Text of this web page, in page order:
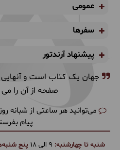
عمومی
سفرها
پیشنهاد آرندتور
جهان یک کتاب است و
صفحه از آن را
می‌توانید هر ساعتی از شبانه
پیام
شنبه تا چهارشنبه: پنج